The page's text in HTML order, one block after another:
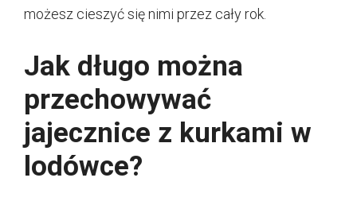
możesz cieszyć się nimi przez cały rok.
Jak długo można
przechowywać
jajecznice z kurkami w
lodówce?